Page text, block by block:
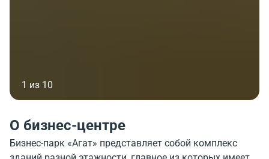
1 из 10
О бизнес-центре
Бизнес-парк «Агат» представляет собой комплекс